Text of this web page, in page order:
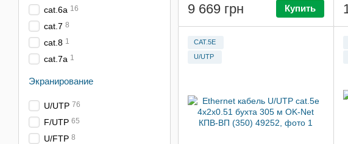
9 669 грн Купить
CAT.5E
U/UTP
cat.6a 16
cat.7 8
cat.8 1
cat.7a 1
Экранирование
U/UTP 76
F/UTP 65
U/FTP 8